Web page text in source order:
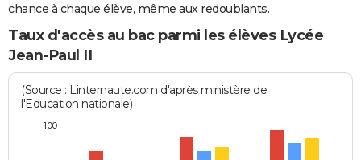
chance à chaque élève, même aux redoublants.
Taux d'accès au bac parmi les élèves Lycée
Jean-Paul II
(Source : Linternaute.com d'après ministère de
l'Education nationale)
100